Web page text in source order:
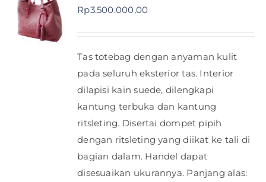
Rp3.500.000,00
Tas totebag dengan anyaman kulit
pada seluruh eksterior tas. Interior
dilapisi kain suede, dilengkapi
kantung terbuka dan kantung
ritsleting. Disertai dompet pipih
dengan ritsleting yang diikat ke tali di
bagian dalam. Handel dapat
disesuaikan ukurannya. Panjang alas: